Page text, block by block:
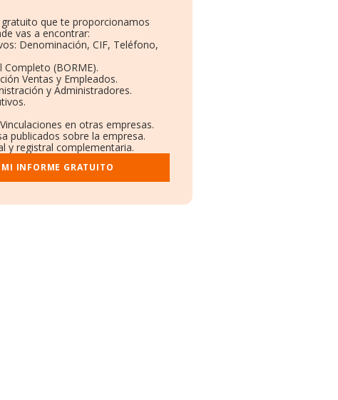
que te proporcionamos
vas a encontrar:
Denominación, CIF, Teléfono,
(BORME).
Ventas y Empleados.
y Administradores.
en otras empresas.
publicados sobre la empresa.
y registral complementaria.
INFORME GRATUITO